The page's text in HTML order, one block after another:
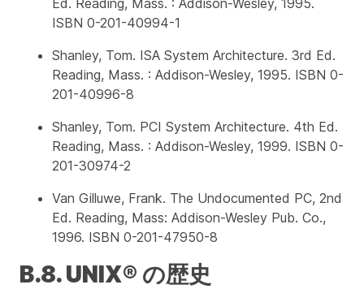
ISBN 0-201-40994-1
Shanley, Tom. ISA System Architecture. 3rd Ed.
Reading, Mass. : Addison-Wesley, 1995. ISBN 0-
201-40996-8
Shanley, Tom. PCI System Architecture. 4th Ed.
Reading, Mass. : Addison-Wesley, 1999. ISBN 0-
201-30974-2
Van Gilluwe, Frank. The Undocumented PC, 2nd
Ed. Reading, Mass: Addison-Wesley Pub. Co.,
1996. ISBN 0-201-47950-8
B.8. UNIX® の歴史